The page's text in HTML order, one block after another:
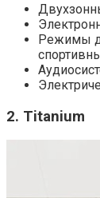
Режимы
2. Titanium